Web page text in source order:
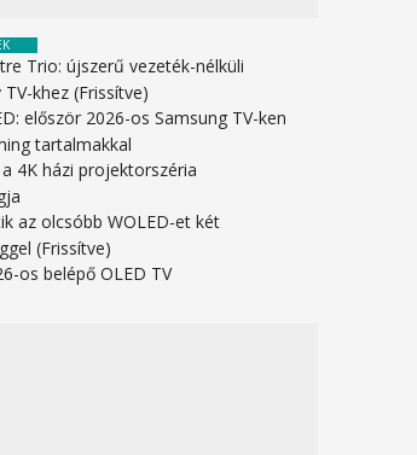
Trio: újszerű vezeték-nélküli
khez (Frissítve)
először 2026-os Samsung TV-ken
tartalmakkal
4K házi projektorszéria
az olcsóbb WOLED-et két
(Frissítve)
os belépő OLED TV